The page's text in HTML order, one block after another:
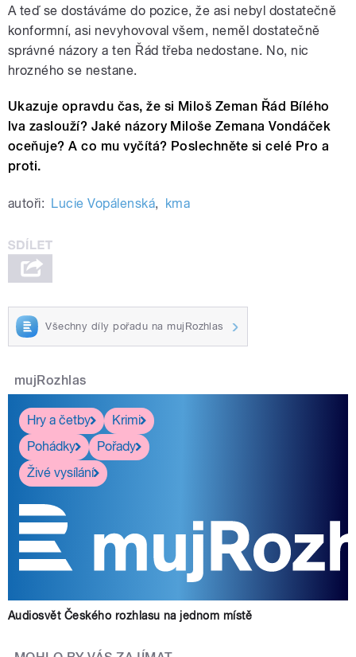
A teď se dostávámedo pozice, že asi nebyl dostatečně
konformní, asi nevyhovoval všem, neměl dostatečně
správné názory a ten Řád třeba nedostane. No, nic
hrozného se nestane.
Ukazuje opravdu čas, že si Miloš Zeman Řád Bílého
lva zaslouží? Jaké názory Miloše Zemana Vondáček
oceňuje? A co mu vyčítá? Poslechněte si celé Pro a
proti.
autoři: Lucie Vopálenská, kma
Všechny díly pořadu na mujRozhlas
mujRozhlas
Hry a četby
Krimi
Pohádky
Pořady
Živé vysílání
Audiosvět Českého rozhlasu na jednom místě